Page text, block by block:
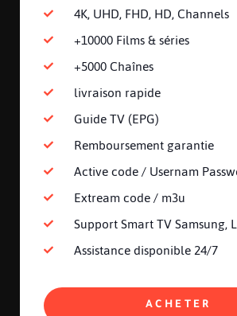
4K, UHD, FHD, HD, Channels
+10000 Films & séries
+5000 Chaînes
livraison rapide
Guide TV (EPG)
Remboursement garantie
Active code / Usernam
Extream code / m3u
Support Smart TV Samsung,
Assistance disponible 24/7
ACHETER